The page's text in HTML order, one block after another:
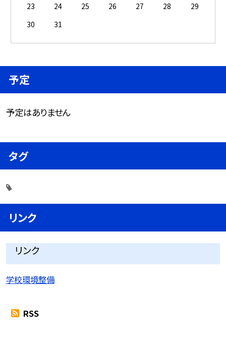
23
24 25 26 27 28
29
30
31
予定
予定はありません
タグ
リンク
リンク
学校環境整備
RSS